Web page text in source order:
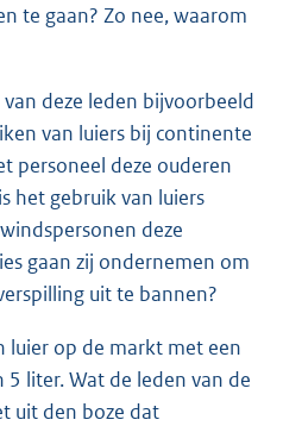
te gaan? Zo nee, waarom
deze leden bijvoorbeeld
van luiers bij continente
personeel deze ouderen
het gebruik van luiers
deze
gaan zij ondernemen om
uit te bannen?
luier op de markt met een
liter. Wat de leden van de
uit den boze dat